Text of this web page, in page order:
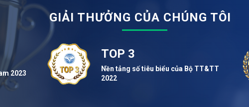
GIẢI THƯỞNG CỦA CHÚNG TÔI
2023
TOP 3
Nền tảng số tiêu biểu của Bộ TT&TT
2022